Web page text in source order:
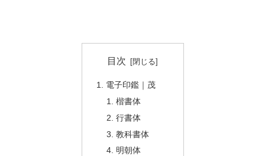
目次
電子印鑑｜茂
楷書体
行書体
教科書体
明朝体